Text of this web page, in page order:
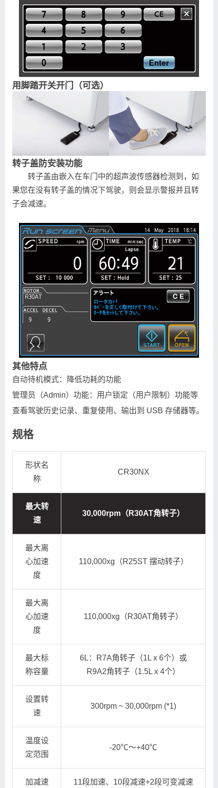
用脚踏开关开门（可选）
转子盖防安装功能
转子盖由嵌入在车门中的超声波传感器检测到，如
果您在没有转子盖的情况下驾驶，则会显示警报并且转
子会减速。
其他特点
自动待机模式：降低功耗的功能
管理员（Admin）功能：用户锁定（用户限制）功能等
查看驾驶历史记录、重复使用、输出到 USB 存储器等。
规格
形状名
称
CR30NX
最大转
速
30,000rpm（R30AT角转子）
最大离
心加速
度
110,000xg（R25ST 摆动转子）
最大离
心加速
度
110,000xg（R30AT角转子）
最大标
称容量
6L：R7A角转子（1L x 6个）或
R9A2角转子（1.5L x 4个）
设置转
速
300rpm ~ 30,000rpm (*1)
温度设
定范围
-20℃～+40℃
加减速
11段加速、10段减速+2段可变减速